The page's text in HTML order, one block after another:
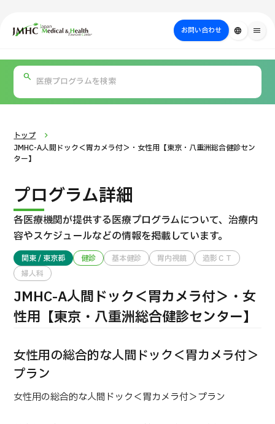
ジャパン・メディカル＆ヘルスツーリズムセンター（JMHC）
お問い合わせ language menu
日本の医療について
部位・疾病
で探す
検査・術式・
方法で探す
を探す
PICK UP PROGRAM
国際セカンドオピニオンパッケージ （湘南鎌倉総合病院）
治療 治療
2026.01.12
トップ
JMHC-A人間ドック＜胃カメラ付＞・女性用【東京・八重洲総合健診セン
ター】
プログラム詳細
各医療機関が提供する医療プログラムについて、治療内
容やスケジュールなどの情報を掲載しています。
関東 / 東京都 健診 基本健診 胃内視鏡
造影ＣＴ
婦人科
JMHC-A人間ドック＜胃カメラ付＞・女
性用【東京・八重洲総合健診センター】
女性用の総合的な人間ドック＜胃カメラ付＞
プラン
女性用の総合的な人間ドック＜胃カメラ付＞プラン